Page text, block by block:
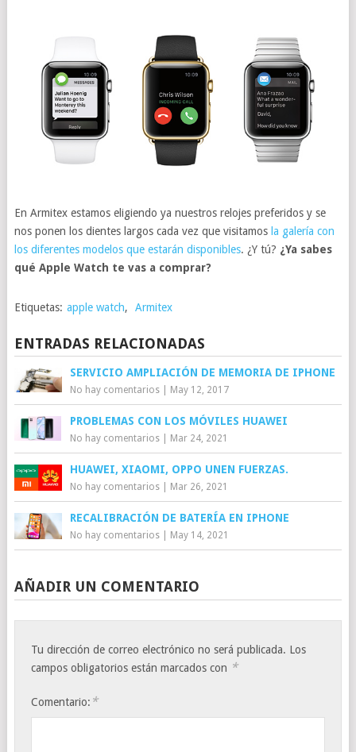
En Armitex estamos eligiendo ya nuestros relojes preferidos y se
nos ponen los dientes largos cada vez que visitamos la galería con
los diferentes modelos que estarán disponibles. ¿Y tú? ¿Ya sabes
qué Apple Watch te vas a comprar?
Etiquetas: apple watch, Armitex
ENTRADAS RELACIONADAS
SERVICIO AMPLIACIÓN DE MEMORIA DE IPHONE
No hay comentarios| May 12, 2017
PROBLEMAS CON LOS MÓVILES HUAWEI
No hay comentarios| Mar 24, 2021
HUAWEI, XIAOMI, OPPO UNEN FUERZAS.
No hay comentarios| Mar 26, 2021
RECALIBRACIÓN DE BATERÍA EN IPHONE
No hay comentarios| May 14, 2021
AÑADIR UN COMENTARIO
Tu dirección de correo electrónico no será publicada. Los
campos obligatorios están marcados con *
Comentario: *